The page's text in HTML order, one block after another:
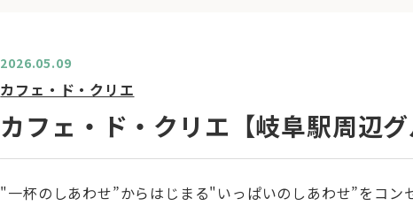
2026.05.09
カフェ・ド・クリエ
カフェ・ド・クリエ【岐阜駅周辺グ
"一杯のしあわせ”からはじまる"いっぱいのしあわせ”をコン